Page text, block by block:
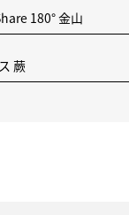
180° 金山
蕨